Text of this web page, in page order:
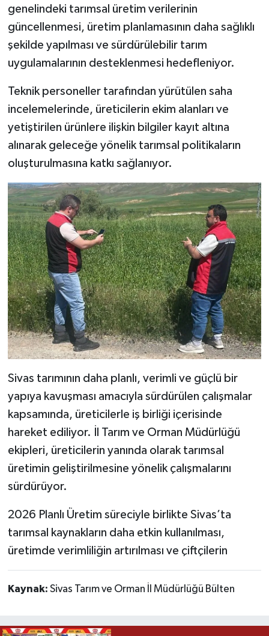
genelindeki tarımsal üretim verilerinin
güncellenmesi, üretim planlamasının daha sağlıklı
şekilde yapılması ve sürdürülebilir tarım
uygulamalarının desteklenmesi hedefleniyor.
Teknik personeller tarafından yürütülen saha
incelemelerinde, üreticilerin ekim alanları ve
yetiştirilen ürünlere ilişkin bilgiler kayıt altına
alınarak geleceğe yönelik tarımsal politikaların
oluşturulmasına katkı sağlanıyor.
Sivas tarımının daha planlı, verimli ve güçlü bir
yapıya kavuşması amacıyla sürdürülen çalışmalar
kapsamında, üreticilerle iş birliği içerisinde
hareket ediliyor. İl Tarım ve Orman Müdürlüğü
ekipleri, üreticilerin yanında olarak tarımsal
üretimin geliştirilmesine yönelik çalışmalarını
sürdürüyor.
2026 Planlı Üretim süreciyle birlikte Sivas’ta
tarımsal kaynakların daha etkin kullanılması,
üretimde verimliliğin artırılması ve çiftçilerin
Kaynak: Sivas Tarım ve Orman İl Müdürlüğü Bülten